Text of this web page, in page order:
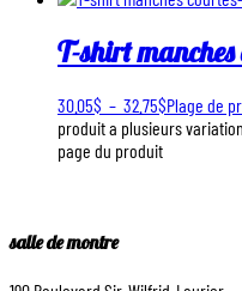
T-shirt manches
30.05$ – 32.75$Plage de
produit a plusieurs
page du produit
salle de montre